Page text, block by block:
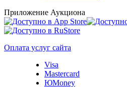
Приложение Аукциона
Оплата услуг сайта
Visa
Mastercard
ЮMoney